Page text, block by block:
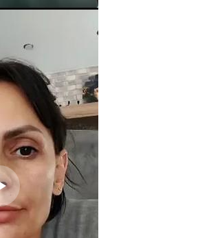
любой удобный мессенджер!